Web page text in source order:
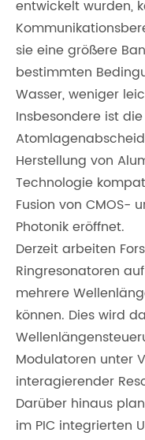
entwickelt wurden,
sie eine größere
bestimmten
Wasser, weniger
Insbesondere ist die
Herstellung von
Technologie
Fusion von CMOS-
Photonik eröffnet.
Derzeit arbeiten
Ringresonatoren
mehrere
können. Dies wird
Modulatoren unter
interagierender
Darüber hinaus
im PIC integrierten